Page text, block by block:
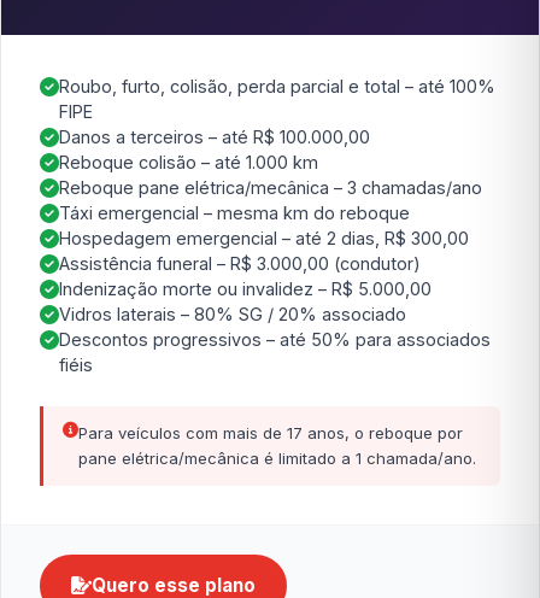
Roubo, furto, colisão, perda parcial e total – até 100%
FIPE
Danos a terceiros – até R$ 100.000,00
Reboque colisão – até 1.000 km
Reboque pane elétrica/mecânica – 3 chamadas/ano
Táxi emergencial – mesma km do reboque
Hospedagem emergencial – até 2 dias, R$ 300,00
Assistência funeral – R$ 3.000,00 (condutor)
Indenização morte ou invalidez – R$ 5.000,00
Vidros laterais – 80% SG / 20% associado
Descontos progressivos – até 50% para associados
fiéis
Para veículos com mais de 17 anos, o reboque por
pane elétrica/mecânica é limitado a 1 chamada/ano.
Quero esse plano